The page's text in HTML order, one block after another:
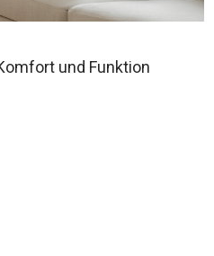
und Funktion